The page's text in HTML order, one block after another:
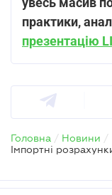
практики,
презентацію
Головна / Новини /